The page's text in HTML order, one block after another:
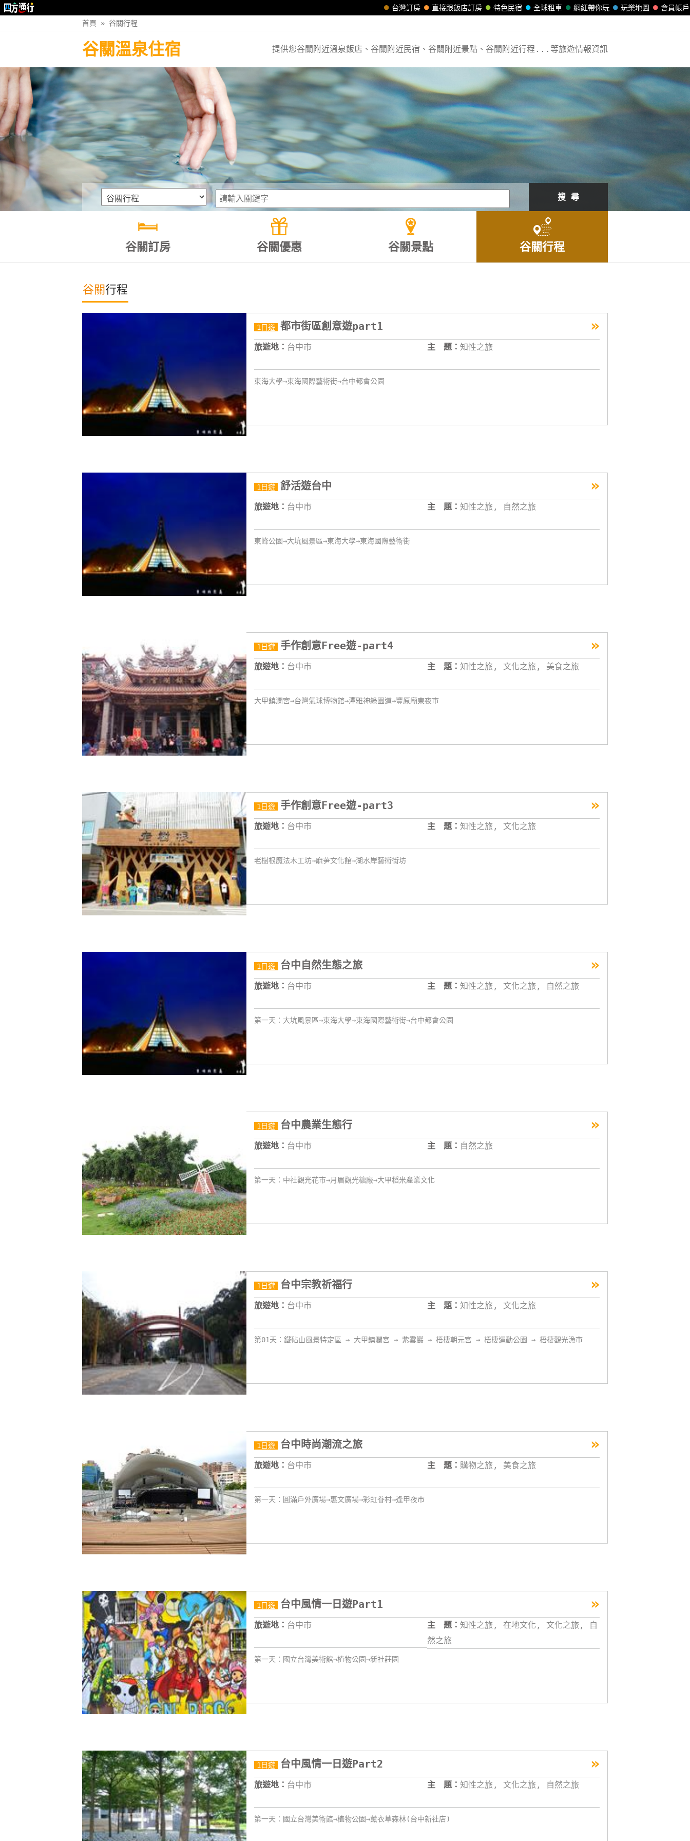
會員帳戶
玩樂地圖
網紅帶你玩
全球租車
特色民宿
直接跟飯店訂房
台灣訂房
首頁 » 谷關行程
谷關溫泉住宿 提供您谷關附近溫泉飯店、谷關附近民宿、谷關附近景點、谷關附近行程...等旅遊情報資訊
搜 尋
谷關訂房 谷關優惠 谷關景點 谷關行程
谷關行程
1日遊 都市街區創意遊part1 »
旅遊地： 台中市 主 題： 知性之旅
東海大學→東海國際藝術街→台中都會公園
1日遊 舒活遊台中 »
旅遊地： 台中市 主 題： 知性之旅, 自然之旅
東峰公園→大坑風景區→東海大學→東海國際藝術街
1日遊 手作創意Free遊-part4 »
旅遊地： 台中市 主 題： 知性之旅, 文化之旅, 美食之旅
大甲鎮瀾宮→台灣氣球博物館→潭雅神綠園道→豐原廟東夜市
1日遊 手作創意Free遊-part3 »
旅遊地： 台中市 主 題： 知性之旅, 文化之旅
老樹根魔法木工坊→麻芛文化館→湖水岸藝術街坊
1日遊 台中自然生態之旅 »
旅遊地： 台中市 主 題： 知性之旅, 文化之旅, 自然之旅
第一天：大坑風景區→東海大學→東海國際藝術街→台中都會公園
1日遊 台中農業生態行 »
旅遊地： 台中市 主 題： 自然之旅
第一天：中社觀光花市→月眉觀光糖廠→大甲稻米產業文化
1日遊 台中宗教祈福行 »
旅遊地： 台中市 主 題： 知性之旅, 文化之旅
第01天：鐵砧山風景特定區 → 大甲鎮瀾宮 → 紫雲巖 → 梧棲朝元宮 → 梧棲運動公園 → 梧棲觀光漁市
1日遊 台中時尚潮流之旅 »
旅遊地： 台中市 主 題： 購物之旅, 美食之旅
第一天：圓滿戶外廣場→惠文廣場→彩虹眷村→逢甲夜市
1日遊 台中風情一日遊Part1 »
旅遊地： 台中市 主 題： 知性之旅, 在地文化, 文化之旅, 自
然之旅
第一天：國立台灣美術館→植物公園→新社莊園
1日遊 台中風情一日遊Part2 »
旅遊地： 台中市 主 題： 知性之旅, 文化之旅, 自然之旅
第一天：國立台灣美術館→植物公園→薰衣草森林(台中新社店)